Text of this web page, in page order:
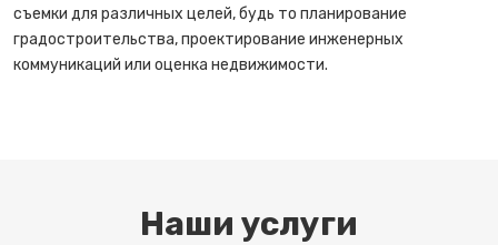
съемки для различных целей, будь то планирование
градостроительства, проектирование инженерных
коммуникаций или оценка недвижимости.
Наши услуги